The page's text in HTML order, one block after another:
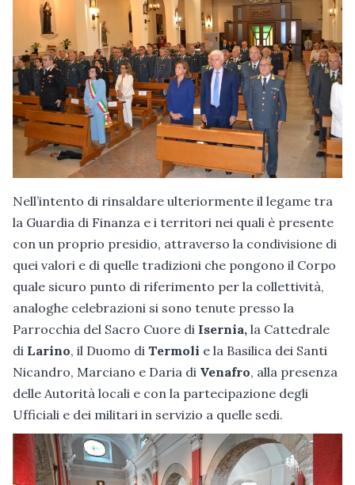
Nell’intento di rinsaldare ulteriormente il legame tra
la Guardia di Finanza e i territori nei quali è presente
con un proprio presidio, attraverso la condivisione di
quei valori e di quelle tradizioni che pongono il Corpo
quale sicuro punto di riferimento per la collettività,
analoghe celebrazioni si sono tenute presso la
Parrocchia del Sacro Cuore di Isernia, la Cattedrale
di Larino, il Duomo di Termoli e la Basilica dei Santi
Nicandro, Marciano e Daria di Venafro, alla presenza
delle Autorità locali e con la partecipazione degli
Ufficiali e dei militari in servizio a quelle sedi.